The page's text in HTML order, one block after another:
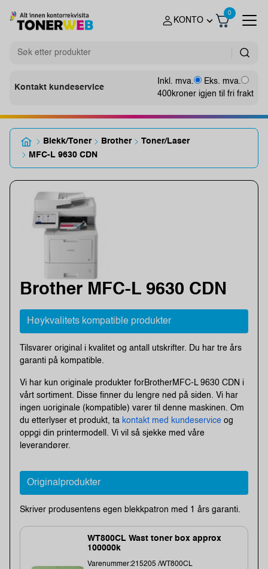
KONTO
0
Kontakt kundeservice
Inkl. mva.
Eks. mva.
400kroner igjen til fri frakt
Blekk/Toner Brother
Toner/Laser
MFC-L 9630 CDN
Brother MFC-L 9630 CDN
Høykvalitets kompatible produkter
Tilsvarer original i kvalitet og antall utskrifter. Du har tre års
garanti på kompatible.
Vi har kun originale produkter forBrotherMFC-L 9630 CDN i
vårt sortiment. Disse finner du lengre ned på siden. Vi har
ingen uoriginale (kompatible) varer til denne maskinen. Om
du etterlyser et produkt, ta kontakt med kundeservice og
oppgi din printermodell. Vi vil så sjekke med våre
leverandører.
Originalprodukter
Skriver produsentens egen blekkpatron med 1 års garanti.
WT800CL Wast toner box approx
100000k
Varenummer:215205 /WT800CL